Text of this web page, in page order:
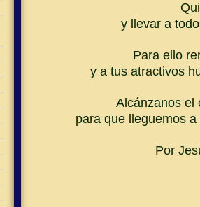
y llevar a
Para ello
y a tus atractivos
Alcánzanos el
para que lleguemos
Por